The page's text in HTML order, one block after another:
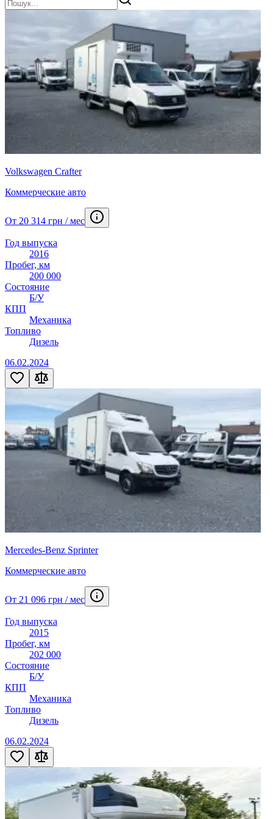
Volkswagen Crafter
Коммерческие авто
От 20 314 грн / мес
Год выпуска
2016
Пробег, км
200 000
Состояние
Б/У
КПП
Механика
Топливо
Дизель
06.02.2024
Mercedes-Benz Sprinter
Коммерческие авто
От 21 096 грн / мес
Год выпуска
2015
Пробег, км
202 000
Состояние
Б/У
КПП
Механика
Топливо
Дизель
06.02.2024